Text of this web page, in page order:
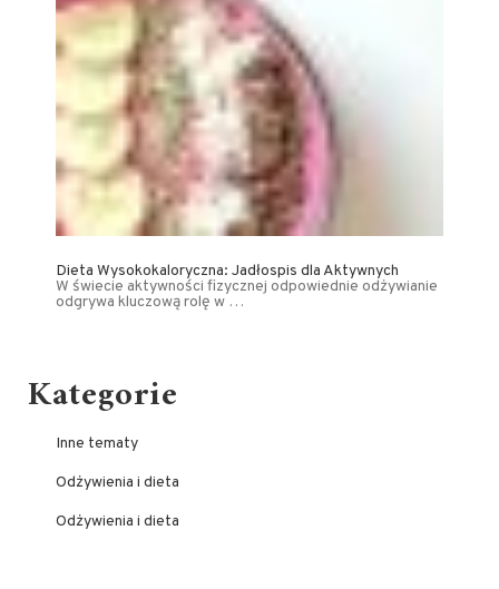
Dieta Wysokokaloryczna: Jadłospis dla Aktywnych
W świecie aktywności fizycznej odpowiednie odżywianie
odgrywa kluczową rolę w …
Kategorie
Inne tematy
Odżywienia i dieta
Odżywienia i dieta